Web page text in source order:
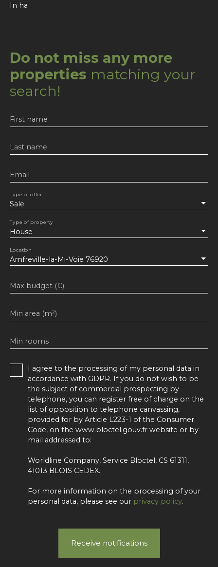
In ha
Do not miss any more
properties matching your
search!
First name
Last name
Email
Sale
Type of offer
House
Type of property
Amfreville-la-Mi-Voie 76920
Location
Max budget (€)
Min area (m²)
Min rooms
I agree to the processing of my personal data in
accordance with GDPR. If you do not wish to be
the subject of commercial prospecting by
telephone, you can register free of charge on the
list of opposition to telephone canvassing,
provided for by Article L223-1 of the Consumer
Code, on the www.bloctel.gouv.fr website or by
mail addressed to:
Worldline Company, Service Bloctel, CS 61311,
41013 BLOIS CEDEX.
For more information on the processing of your
personal data, please see our privacy policy.
Receive notifications